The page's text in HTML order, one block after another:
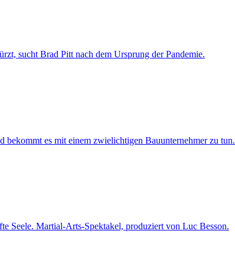
sucht Brad Pitt nach dem Ursprung der Pandemie.
es mit einem zwielichtigen Bauunternehmer zu tun.
Seele. Martial-Arts-Spektakel, produziert von Luc Besson.